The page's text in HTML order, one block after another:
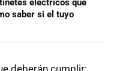
eléctricos que
saber si el tuyo